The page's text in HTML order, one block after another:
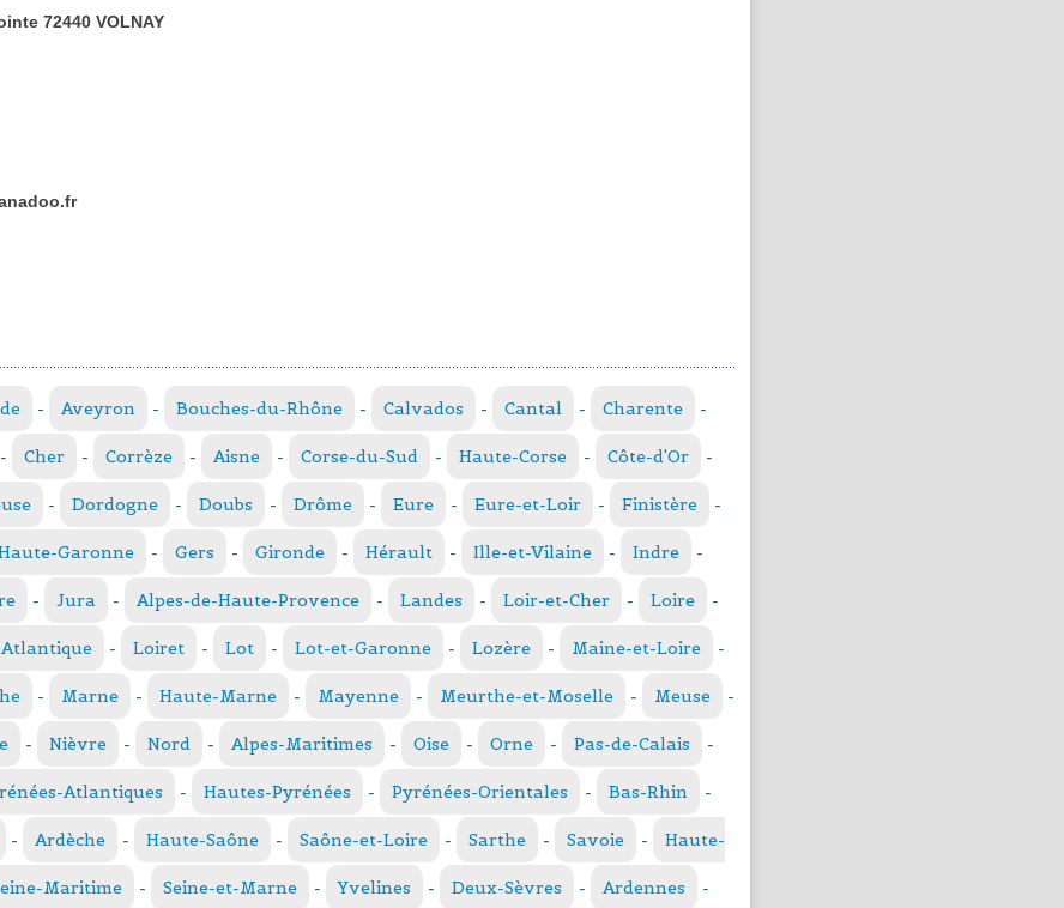
72440 VOLNAY
- Aveyron - Bouches-du-Rhône - Calvados - Cantal - Charente -
- Cher - Corrèze - Aisne - Corse-du-Sud - Haute-Corse - Côte-d'Or -
- Dordogne - Doubs - Drôme - Eure - Eure-et-Loir - Finistère -
Garonne - Gers - Gironde - Hérault - Ille-et-Vilaine - Indre -
- Jura - Alpes-de-Haute-Provence - Landes - Loir-et-Cher - Loire -
- Loiret - Lot - Lot-et-Garonne - Lozère - Maine-et-Loire -
- Marne - Haute-Marne - Mayenne - Meurthe-et-Moselle - Meuse -
- Nièvre - Nord - Alpes-Maritimes - Oise - Orne - Pas-de-Calais -
Atlantiques - Hautes-Pyrénées - Pyrénées-Orientales - Bas-Rhin -
- Ardèche - Haute-Saône - Saône-et-Loire - Sarthe - Savoie - Haute-
Maritime - Seine-et-Marne - Yvelines - Deux-Sèvres - Ardennes -